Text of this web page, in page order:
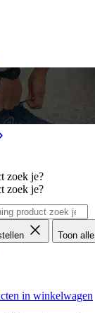
zoek je?
zoek je?
Toon
in winkelwagen